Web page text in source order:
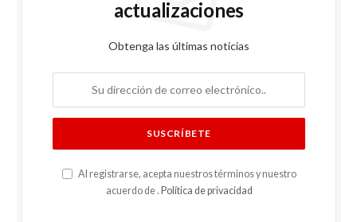
actualizaciones
Obtenga las últimas noticias
Al registrarse, acepta nuestros términos y nuestro
acuerdo de . Política de privacidad